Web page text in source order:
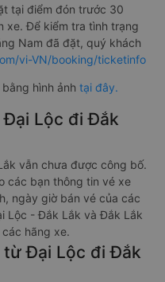
tại điểm đón trước 30
xe. Để kiểm tra tình trạng
Nam đã đặt, quý khách
vi-VN/booking/ticketinfo
hình ảnh tại đây.
Lộc đi Đắk
vẫn chưa được công bố.
các bạn thông tin vé xe
ngày giờ bán vé của các
Lộc - Đắk Lắk và Đắk Lắk
hãng xe.
Đại Lộc đi Đắk